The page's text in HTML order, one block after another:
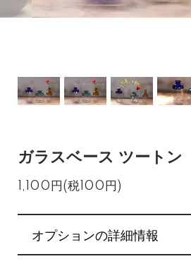
ガラスベース ツートン
1,100円(税100円)
オプションの詳細情報